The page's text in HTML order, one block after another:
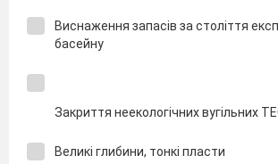
Виснаження запасів за століття
басейну
Закриття неекологічних вугільних
Великі глибини, тонкі пласти